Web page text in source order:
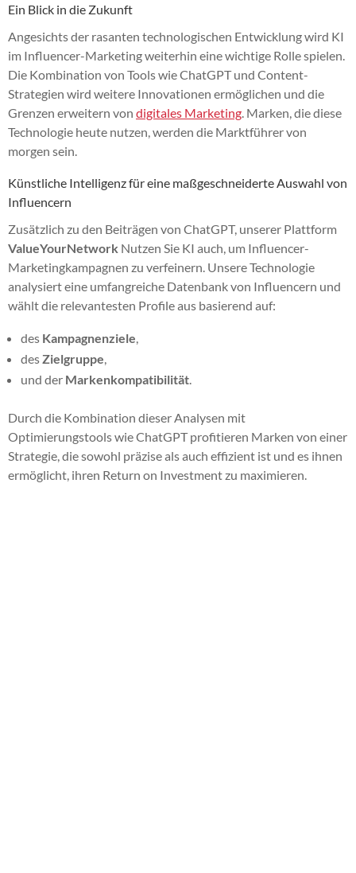
Ein Blick in die Zukunft
Angesichts der rasanten technologischen Entwicklung wird KI
im Influencer-Marketing weiterhin eine wichtige Rolle spielen.
Die Kombination von Tools wie ChatGPT und Content-
Strategien wird weitere Innovationen ermöglichen und die
Grenzen erweitern von digitales Marketing . Marken, die diese
Technologie heute nutzen, werden die Marktführer von
morgen sein.
Künstliche Intelligenz für eine maßgeschneiderte Auswahl von
Influencern
Zusätzlich zu den Beiträgen von ChatGPT, unserer Plattform
ValueYourNetwork Nutzen Sie KI auch, um Influencer-
Marketingkampagnen zu verfeinern. Unsere Technologie
analysiert eine umfangreiche Datenbank von Influencern und
wählt die relevantesten Profile aus basierend auf:
des Kampagnenziele
des Zielgruppe
und der Markenkompatibilität
Durch die Kombination dieser Analysen mit
Optimierungstools wie ChatGPT profitieren Marken von einer
Strategie, die sowohl präzise als auch effizient ist und es ihnen
ermöglicht, ihren Return on Investment zu maximieren.